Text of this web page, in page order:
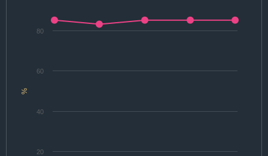
%
20
40
60
80